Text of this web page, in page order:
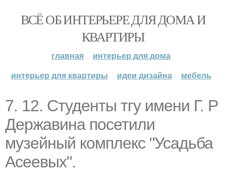
ВСЁ ОБ ИНТЕРЬЕРЕ ДЛЯ ДОМА И
КВАРТИРЫ
главная
интерьер для дома
интерьер для квартиры
идеи дизайна мебель
7. 12. Студенты тгу имени Г. Р
Державина посетили
музейный комплекс "Усадьба
Асеевых".